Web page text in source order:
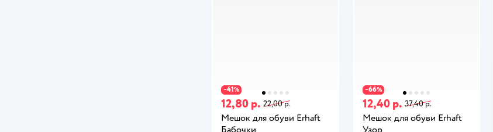
−41%
12,80 р. 22,00 р.
Мешок для обуви Erhaft
−66%
12,40 р. 37,40 р.
Мешок для обуви Erhaft